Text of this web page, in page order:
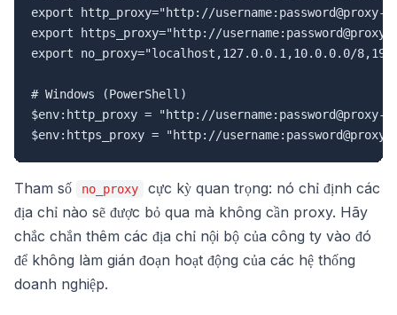
export http_proxy="http://username:password@proxy-
export https_proxy="http://
export no_proxy="localhost,127.0.0.1,10.0.0.0/
# Windows (PowerShell)
$env:http_proxy = "http://username:password@proxy-
$env:https_proxy = "http://
Tham số no_proxy
cực kỳ quan trọng: nó chỉ định các
địa chỉ nào sẽ được bỏ qua mà không cần proxy. Hãy
chắc chắn thêm các địa chỉ nội bộ của công ty vào đó
để không làm gián đoạn hoạt động của các hệ thống
doanh nghiệp.